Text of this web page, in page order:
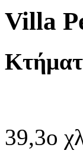
Villa
39,3ο